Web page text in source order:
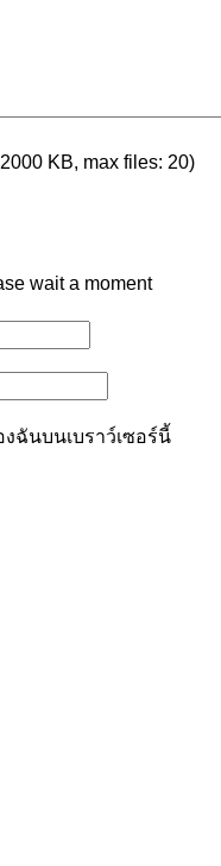
KB, max files: 20)
wait a moment
ฉันบนเบราว์เซอร์นี้